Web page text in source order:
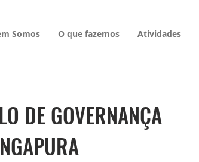
Somos O que fazemos Atividades
DE GOVERNANÇA